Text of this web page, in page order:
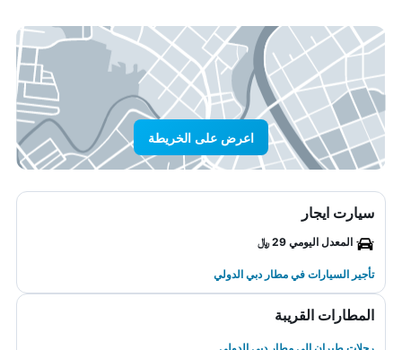
اعرض على الخريطة
سيارت ايجار
المعدل اليومي 29 ﷼
تأجير السيارات في مطار دبي الدولي
المطارات القريبة